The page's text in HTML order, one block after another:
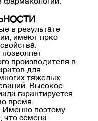
в результате
имеют ярко
производителя в
для
тяжелых
Высокое
гарантируется
время
Именно поэтому
что семена